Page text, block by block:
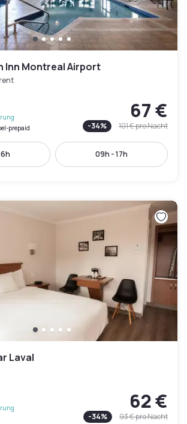
Inn Montreal Airport
prepaid
67 €
-34% 101 €pro Nacht
09h - 17h
Laval
62 €
-34% 93 €pro Nacht